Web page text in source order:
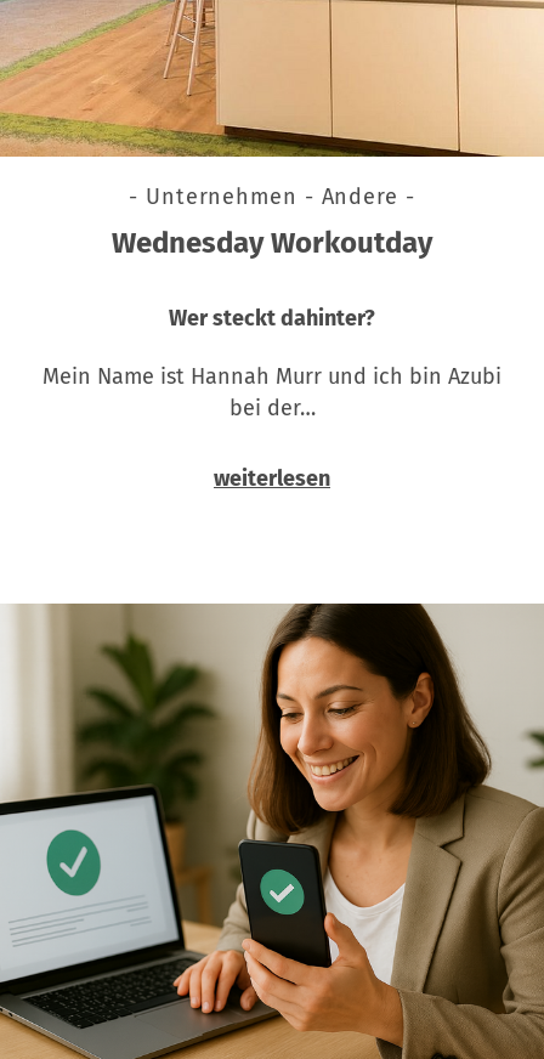
- Unternehmen - Andere -
Wednesday Workoutday
Wer steckt dahinter?
Mein Name ist Hannah Murr und ich bin Azubi
bei der…
weiterlesen